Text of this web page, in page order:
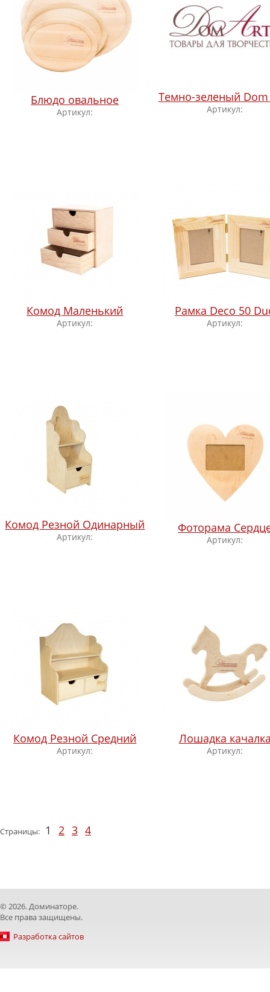
Блюдо овальное
Артикул:
Темно-зеленый Dom
Артикул:
Комод Маленький
Артикул:
Рамка Deco 50
Артикул:
Комод Резной Одинарный
Артикул:
Фоторама
Артикул:
Комод Резной Средний
Артикул:
Лошадка
Артикул:
Страницы: 1 2 3 4
© 2026. Доминаторе.
Все права защищены.
Разработка сайтов